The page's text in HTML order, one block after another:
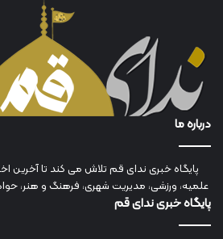
درباره ما
پایگاه خبری ندای قم تلاش می کند تا آخرین
علمیه، ورزشی، مدیریت شهری، فرهنگ و هنر،
پایگاه خبری ندای قم